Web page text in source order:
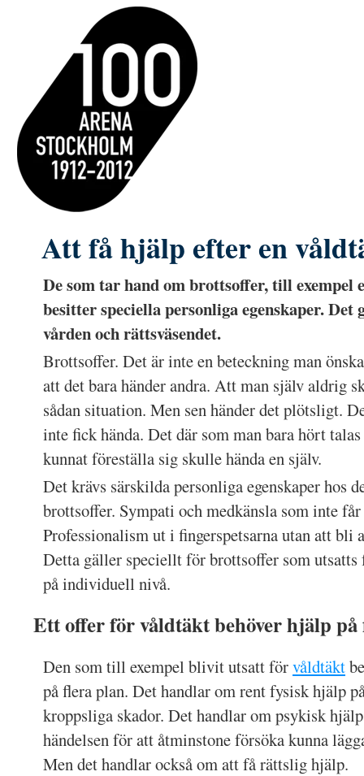
Att få hjälp efter en
De som tar hand om brottsoffer, till exempel
besitter speciella personliga egenskaper. Det
vården och rättsväsendet.
Brottsoffer. Det är inte en beteckning man
att det bara händer andra. Att man själv aldrig
sådan situation. Men sen händer det plötsligt.
inte fick hända. Det där som man bara hört
kunnat föreställa sig skulle hända en själv.
Det krävs särskilda personliga egenskaper hos
brottsoffer. Sympati och medkänsla som inte
Professionalism ut i fingerspetsarna utan att
Detta gäller speciellt för brottsoffer som
på individuell nivå.
Ett offer för våldtäkt behöver hjälp
Den som till exempel blivit utsatt förvåldtäkt
på flera plan. Det handlar om rent fysisk hjälp
kroppsliga skador. Det handlar om psykisk
händelsen för att åtminstone försöka kunna
Men det handlar också om att få rättslig hjälp.